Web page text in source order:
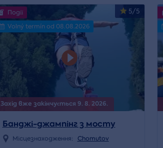
Захід вже закінчується 9. 8. 2026.
5/5
Події
Volný termín od 08.08.2026
Банджі-джампінг з мосту
Місцезнаходження: Chomutov